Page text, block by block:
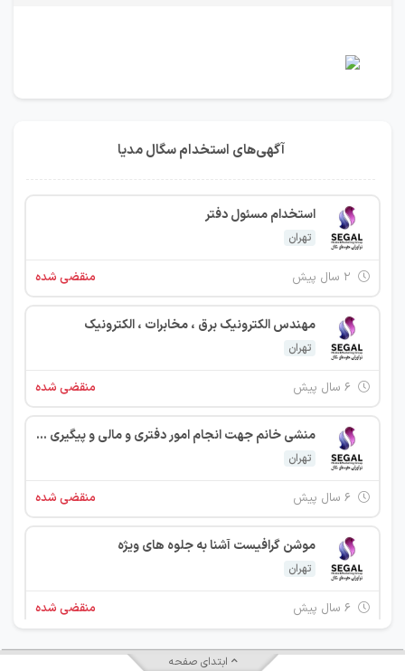
آگهی‌های استخدام سگال مدیا
استخدام مسئول دفتر
تهران
منقضی شده
مهندس الکترونیک برق ، مخابرات ، الکترونیک
تهران
منقضی شده
منشی خانم جهت انجام امور دفتری و مالی و پیگیری امور شرکت
تهران
منقضی شده
موشن گرافیست آشنا به جلوه های ویژه
تهران
منقضی شده
ابتدای صفحه